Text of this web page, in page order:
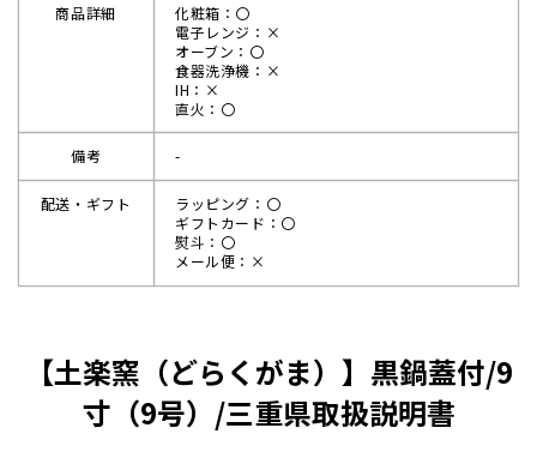
商品詳細
化粧箱：〇
電子レンジ：×
オーブン：〇
食器洗浄機：×
IH：×
直火：〇
備考 -
配送・ギフト
ラッピング：〇
ギフトカード：〇
熨斗：〇
メール便：×
【土楽窯（どらくがま）】黒鍋蓋付/9
寸（9号）/三重県取扱説明書